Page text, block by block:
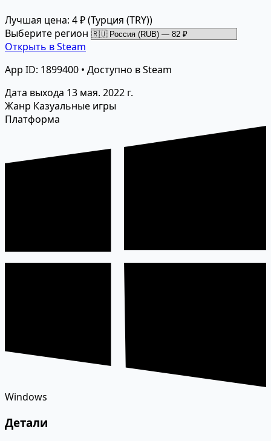
Лучшая цена: 4 ₽(Турция (TRY))
Выберите регион
Открыть в Steam
App ID: 1899400 • Доступно в Steam
Дата выхода 13 мая. 2022 г.
Жанр Казуальные игры
Платформа
Windows
Детали